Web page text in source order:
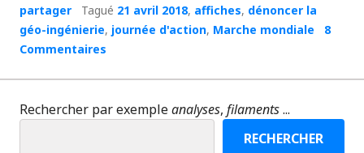
partager
Tagué 21 avril 2018, affiches, dénoncer la
géo-ingénierie, journée d'action, Marche mondiale
8
Commentaires
Rechercher par exempleanalyses, filaments...
RECHERCHER